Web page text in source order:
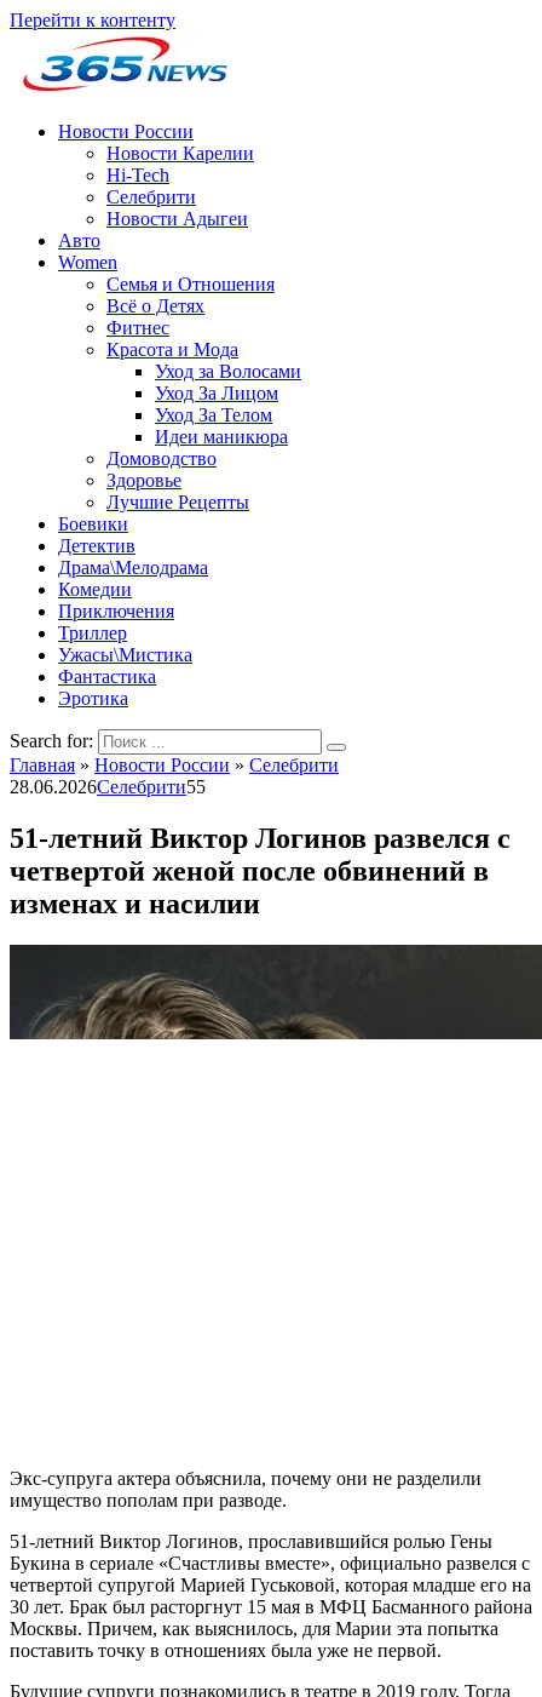
Перейти к контенту
Новости России
Новости Карелии
Hi-Tech
Селебрити
Новости Адыгеи
Авто
Women
Семья и Отношения
Всё о Детях
Фитнес
Красота и Мода
Уход за Волосами
Уход За Лицом
Уход За Телом
Идеи маникюра
Домоводство
Здоровье
Лучшие Рецепты
Боевики
Детектив
Драма\Мелодрама
Комедии
Приключения
Триллер
Ужасы\Мистика
Фантастика
Эротика
Search for:
Главная » Новости России » Селебрити
28.06.2026Селебрити55
51-летний Виктор Логинов развелся с
четвертой женой после обвинений в
изменах и насилии
Экс-супруга актера объяснила, почему они не разделили
имущество пополам при разводе.
51-летний Виктор Логинов, прославившийся ролью Гены
Букина в сериале «Счастливы вместе», официально развелся с
четвертой супругой Марией Гуськовой, которая младше его на
30 лет. Брак был расторгнут 15 мая в МФЦ Басманного района
Москвы. Причем, как выяснилось, для Марии эта попытка
поставить точку в отношениях была уже не первой.
Будущие супруги познакомились в театре в 2019 году. Тогда